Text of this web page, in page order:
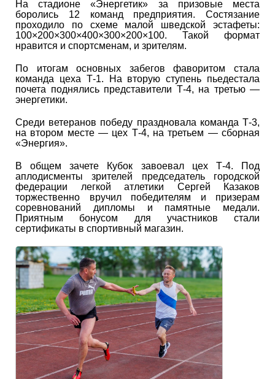
На стадионе «Энергетик» за призовые места
боролись 12 команд предприятия. Состязание
проходило по схеме малой шведской эстафеты:
100×200×300×400×300×200×100. Такой формат
нравится и спортсменам, и зрителям.
По итогам основных забегов фаворитом стала
команда цеха Т-1. На вторую ступень пьедестала
почета поднялись представители Т-4, на третью —
энергетики.
Среди ветеранов победу праздновала команда Т-3,
на втором месте — цех Т-4, на третьем — сборная
«Энергия».
В общем зачете Кубок завоевал цех Т-4. Под
аплодисменты зрителей председатель городской
федерации легкой атлетики Сергей Казаков
торжественно вручил победителям и призерам
соревнований дипломы и памятные медали.
Приятным бонусом для участников стали
сертификаты в спортивный магазин.